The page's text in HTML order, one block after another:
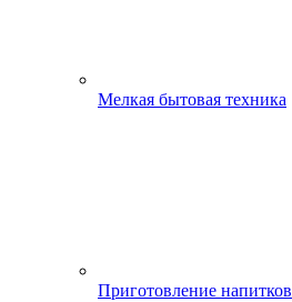
Мелкая бытовая техника
Приготовление напитков